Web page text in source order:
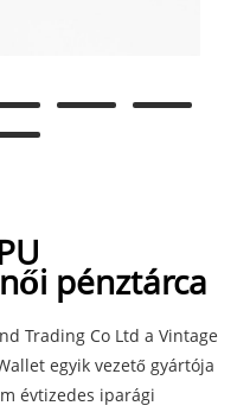
pénztárca
Trading Co Ltd a Vintage
egyik vezető gyártója
évtizedes iparági